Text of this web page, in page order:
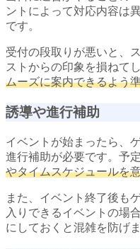
ントによって対応内容は
です。
受付の段取りが悪いと、
ストからの印象を損ねて
ムーズに案内できるよう
誘導や進行補助
イベントが始まったら、
進行補助が必要です。予
やタイムスケジュールを
また、イベント終了後も
入りできるイベントの場
にしておくと混雑を防げま